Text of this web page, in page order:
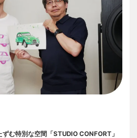
む特別な空間「STUDIO CONFORT」